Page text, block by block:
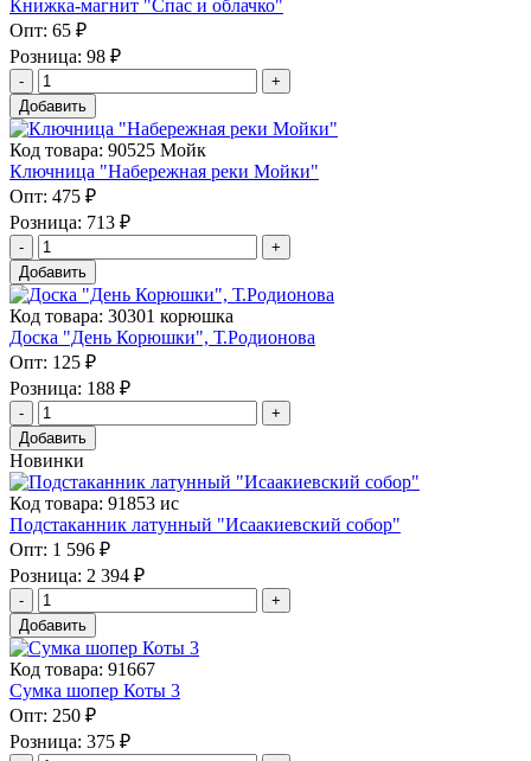
Книжка-магнит "Спас и облачко"
Опт: 65 ₽
Розница: 98 ₽
Добавить
Код товара: 90525 Мойк
Ключница "Набережная реки Мойки"
Опт: 475 ₽
Розница: 713 ₽
Добавить
Код товара: 30301 корюшка
Доска "День Корюшки", Т.Родионова
Опт: 125 ₽
Розница: 188 ₽
Добавить
Новинки
Код товара: 91853 ис
Подстаканник латунный "Исаакиевский собор"
Опт: 1 596 ₽
Розница: 2 394 ₽
Добавить
Код товара: 91667
Сумка шопер Коты 3
Опт: 250 ₽
Розница: 375 ₽